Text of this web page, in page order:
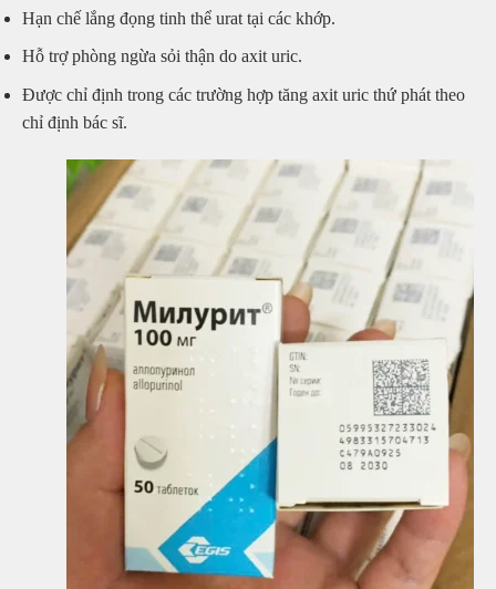
Hạn chế lắng đọng tinh thể urat tại các khớp.
Hỗ trợ phòng ngừa sỏi thận do axit uric.
Được chỉ định trong các trường hợp tăng axit uric thứ phát theo
chỉ định bác sĩ.